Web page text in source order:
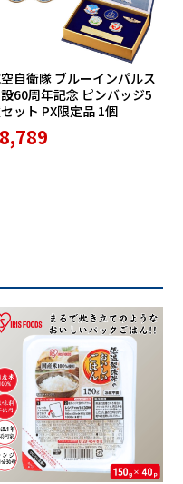
自衛隊 ブルーインパルス
60周年記念 ピンバッジ5
ット PX限定品 1個